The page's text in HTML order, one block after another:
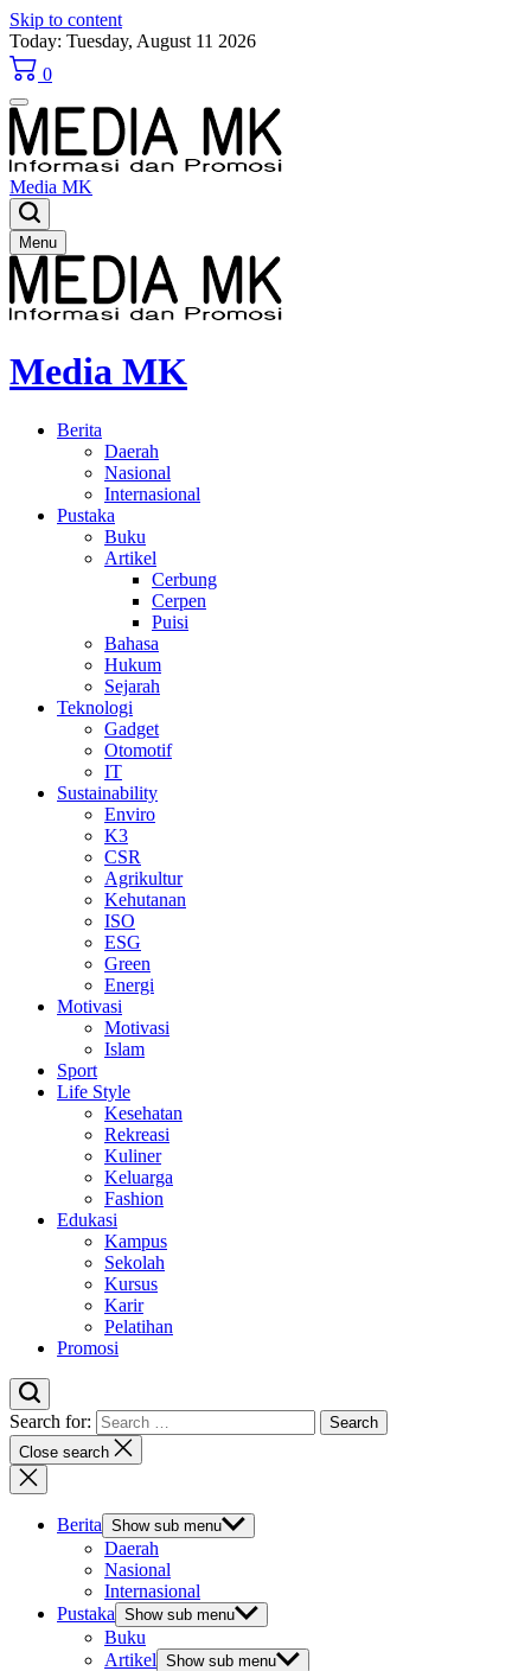
Skip to content
Today: Tuesday, August 11 2026
0
Media MK
Menu
Media MK
Berita
Daerah
Nasional
Internasional
Pustaka
Buku
Artikel
Cerbung
Cerpen
Puisi
Bahasa
Hukum
Sejarah
Teknologi
Gadget
Otomotif
IT
Sustainability
Enviro
K3
CSR
Agrikultur
Kehutanan
ISO
ESG
Green
Energi
Motivasi
Motivasi
Islam
Sport
Life Style
Kesehatan
Rekreasi
Kuliner
Keluarga
Fashion
Edukasi
Kampus
Sekolah
Kursus
Karir
Pelatihan
Promosi
Search for:
Close search
Berita Show sub menu
Daerah
Nasional
Internasional
Pustaka Show sub menu
Buku
Artikel Show sub menu